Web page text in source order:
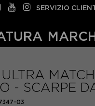
SERVIZIO
- SCARPE
03